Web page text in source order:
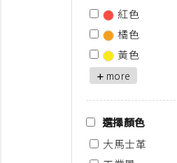
紅色
橘色
黃色
more
選擇顏色
大馬士革